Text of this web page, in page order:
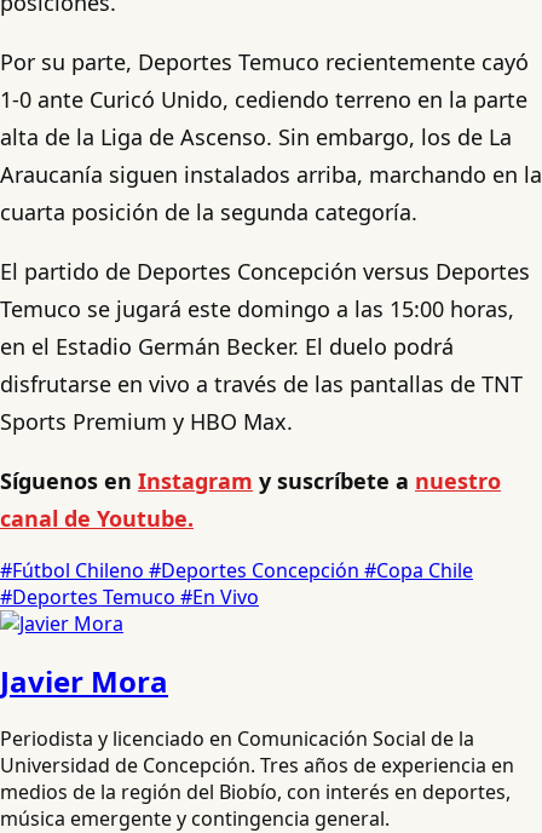
Por su parte, Deportes Temuco recientemente cayó
1-0 ante Curicó Unido, cediendo terreno en la parte
alta de la Liga de Ascenso. Sin embargo, los de La
Araucanía siguen instalados arriba, marchando en la
cuarta posición de la segunda categoría.
El partido de Deportes Concepción versus Deportes
Temuco se jugará este domingo a las 15:00 horas,
en el Estadio Germán Becker. El duelo podrá
disfrutarse en vivo a través de las pantallas de TNT
Sports Premium y HBO Max.
Síguenos en Instagram y suscríbete a nuestro
canal de Youtube.
#Fútbol Chileno #Deportes Concepción #Copa Chile
#Deportes Temuco #En Vivo
Javier Mora
Periodista y licenciado en Comunicación Social de la
Universidad de Concepción. Tres años de experiencia en
medios de la región del Biobío, con interés en deportes,
música emergente y contingencia general.